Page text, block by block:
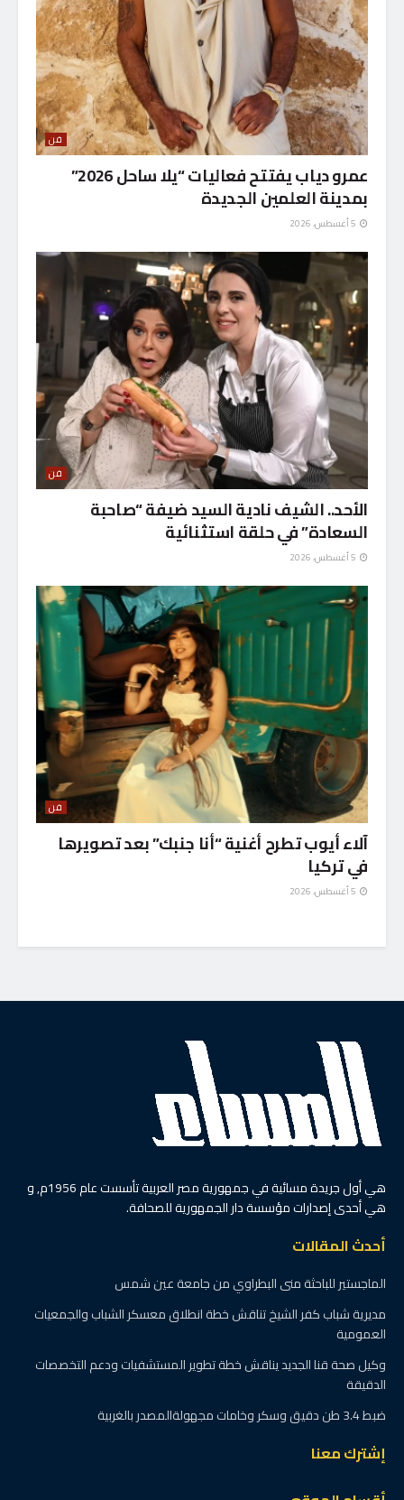
فن
عمرو دياب يفتتح فعاليات “يلا ساحل 2026”
بمدينة العلمين الجديدة
فن
الأحد.. الشيف نادية السيد ضيفة “صاحبة
السعادة” في حلقة استثنائية
فن
آلاء أيوب تطرح أغنية “أنا جنبك” بعد تصويرها
في تركيا
هي أول جريدة مسائية في جمهورية مصر العربية تأسست عام 1956م, و
هي أحدى إصدارات مؤسسة دار الجمهورية للصحافة.
أحدث المقالات
الماجستير للباحثة منى البطراوي من جامعة عين شمس
مديرية شباب كفر الشيخ تناقش خطة انطلاق معسكر الشباب والجمعيات
العمومية
وكيل صحة قنا الجديد يناقش خطة تطوير المستشفيات ودعم التخصصات
الدقيقة
ضبط 3.4 طن دقيق وسكر وخامات مجهولةالمصدر بالغربية
إشترك معنا